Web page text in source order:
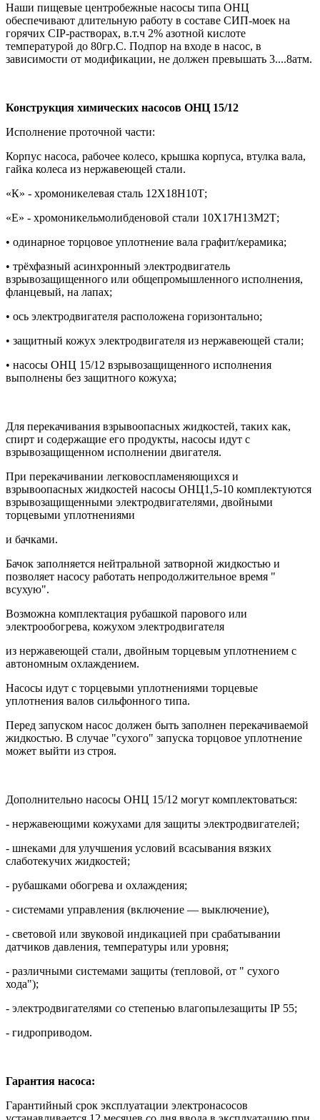
Наши пищевые центробежные насосы типа ОНЦ
обеспечивают длительную работу в составе СИП-моек на
горячих CIP-растворах, в.т.ч 2% азотной кислоте
температурой до 80гр.С. Подпор на входе в насос, в
зависимости от модификации, не должен превышать 3....8атм.
Конструкция химических насосов ОНЦ 15/12
Исполнение проточной части:
Корпус насоса, рабочее колесо, крышка корпуса, втулка вала,
гайка колеса из нержавеющей стали.
«К» - хромоникелевая сталь 12Х18Н10Т;
«Е» - хромоникельмолибденовой стали 10Х17Н13М2Т;
• одинарное торцовое уплотнение вала графит/керамика;
• трёхфазный асинхронный электродвигатель
взрывозащищенного или общепромышленного исполнения,
фланцевый, на лапах;
• ось электродвигателя расположена горизонтально;
• защитный кожух электродвигателя из нержавеющей стали;
• насосы ОНЦ 15/12 взрывозащищенного исполнения
выполнены без защитного кожуха;
Для перекачивания взрывоопасных жидкостей, таких как,
спирт и содержащие его продукты, насосы идут с
взрывозащищенном исполнении двигателя.
При перекачивании легковоспламеняющихся и
взрывоопасных жидкостей насосы ОНЦ1,5-10 комплектуются
взрывозащищенными электродвигателями, двойными
торцевыми уплотнениями
и бачками.
Бачок заполняется нейтральной затворной жидкостью и
позволяет насосу работать непродолжительное время "
всухую".
Возможна комплектация рубашкой парового или
электрообогрева, кожухом электродвигателя
из нержавеющей стали, двойным торцевым уплотнением с
автономным охлаждением.
Насосы идут с торцевыми уплотнениями торцевые
уплотнения валов сильфонного типа.
Перед запуском насос должен быть заполнен перекачиваемой
жидкостью. В случае "сухого" запуска торцовое уплотнение
может выйти из строя.
Дополнительно насосы ОНЦ 15/12 могут комплектоваться:
- нержавеющими кожухами для защиты электродвигателей;
- шнеками для улучшения условий всасывания вязких
слаботекучих жидкостей;
- рубашками обогрева и охлаждения;
- системами управления (включение — выключение),
- световой или звуковой индикацией при срабатывании
датчиков давления, температуры или уровня;
- различными системами защиты (тепловой, от " сухого
хода");
- электродвигателями со степенью влагопылезащиты IР 55;
- гидроприводом.
Гарантия насоса:
Гарантийный срок эксплуатации электронасосов